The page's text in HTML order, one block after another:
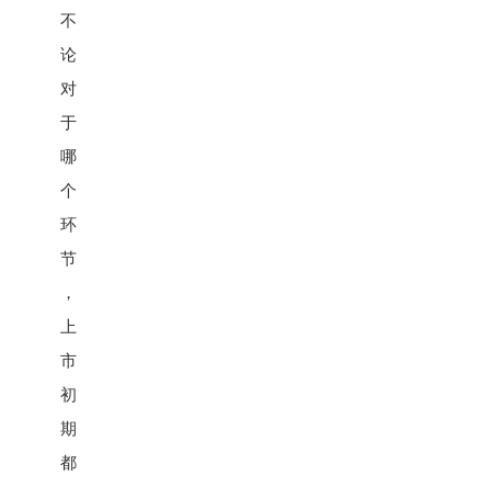
不
论
对
于
哪
个
环
节
，
上
市
初
期
都